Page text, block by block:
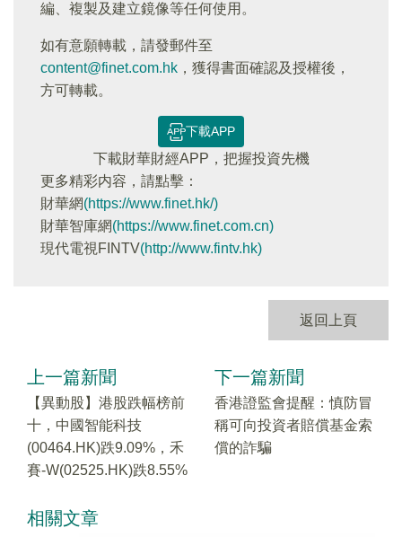
編、複製及建立鏡像等任何使用。
如有意願轉載，請發郵件至
content@finet.com.hk ，獲得書面確認及授權後，
方可轉載。
下載APP
下載財華財經APP，把握投資先機
更多精彩内容，請點擊：
財華網(https://www.finet.hk/)
財華智庫網(https://www.finet.com.cn)
現代電視FINTV(http://www.fintv.hk)
返回上頁
上一篇新聞
【異動股】港股跌幅榜前
十，中國智能科技
(00464.HK)跌9.09%，禾
賽-W(02525.HK)跌8.55%
下一篇新聞
香港證監會提醒：慎防冒
稱可向投資者賠償基金索
償的詐騙
相關文章